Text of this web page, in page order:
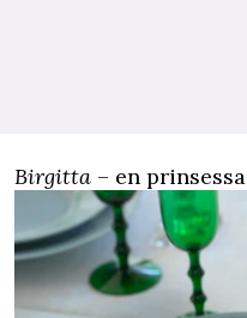
Birgitta – en prinsessa